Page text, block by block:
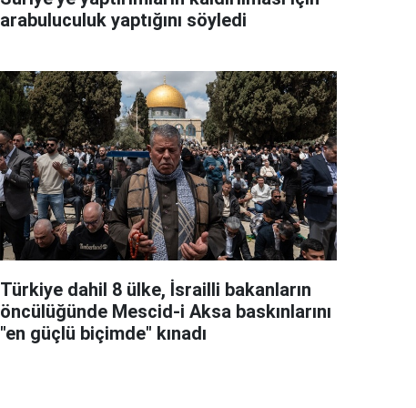
arabuluculuk yaptığını söyledi
Türkiye dahil 8 ülke, İsrailli bakanların
öncülüğünde Mescid-i Aksa baskınlarını
"en güçlü biçimde" kınadı